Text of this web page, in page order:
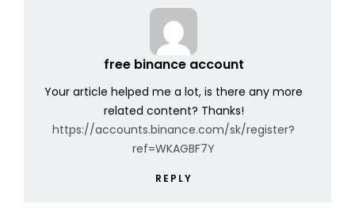
free binance account
Your article helped me a lot, is there any more
related content? Thanks!
https://accounts.binance.com/sk/register?
ref=WKAGBF7Y
REPLY